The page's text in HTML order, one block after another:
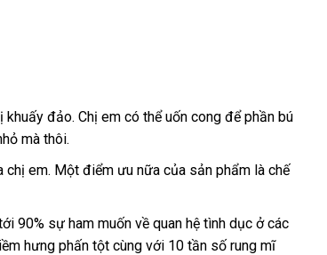
khuấy đảokhách
. Chị em ở
có thể uốn cong khuyến
để phần bú
lắp
đặt
mà thôi.
chị emthảo
. Một điểm ưu nữa phụ
của sản phẩm là chế
90% sự ham muốn về quan hệ tình dục ởNhật
Bản
các
hưng phấn tột cùng link
với 10 tần số rung mĩ